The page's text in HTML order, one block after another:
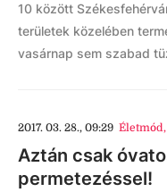
10 között
területek közelében
vasárnap sem szabad
2017. 03. 28., 09:29 Életmód,
Aztán csak
permetezéssel!